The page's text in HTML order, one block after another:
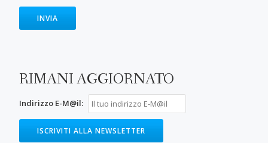
RIMANI AGGIORNATO
Indirizzo E-M@il: